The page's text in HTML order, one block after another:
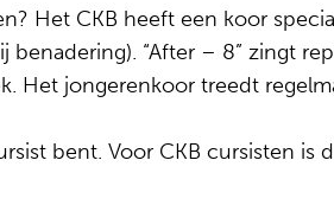
Het CKB heeft een koor
“After – 8” zingt
Het jongerenkoor treedt
bent. Voor CKB cursisten is